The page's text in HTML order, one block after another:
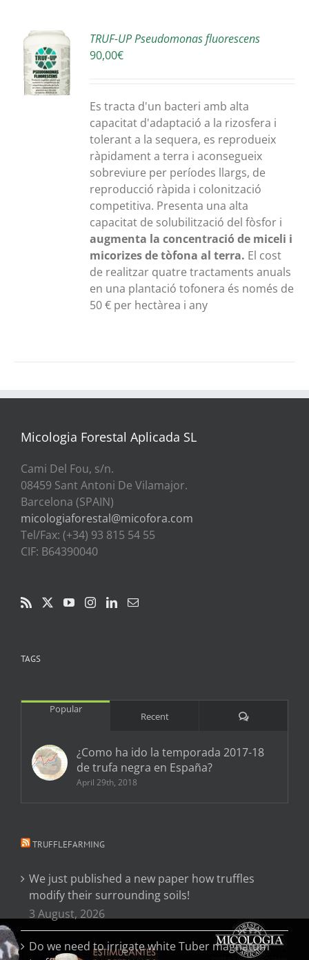
TRUF-UP Pseudomonas fluorescens
90,00€
Es tracta d'un bacteri amb alta
capacitat d'adaptació a la rizosfera i
tolerant a la sequera, es reprodueix
ràpidament a terra i aconsegueix
sobreviure per períodes llargs, de
reproducció ràpida i colonització
competitiva. Presenta una alta
capacitat de solubilització del fòsfor i
augmenta la concentració de miceli i
micorizes de tòfona al terra. El cost
de realitzar quatre tractaments anuals
en una plantació tofonera és només de
50 € per hectàrea i any
Micologia Forestal Aplicada SL
Cami Del Fou, s/n.
08459 Sant Antoni De Vilamajor.
Barcelona (SPAIN)
micologiaforestal@micofora.com
Tel/Fax: (+34) 93 815 54 55
CIF: B64390040
TAGS
Popular
Recent Comments
¿Como ha ido la temporada 2017-18
de trufa negra en España?
April 29th, 2018
TRUFFLEFARMING
We just published a new paper how truffles
modify their surrounding soils!
3 August, 2026
Do we need to irrigate white Tuber magnatum